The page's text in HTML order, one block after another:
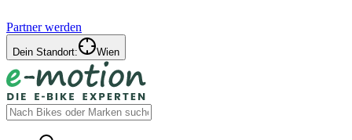
Partner werden
Dein Standort: Wien